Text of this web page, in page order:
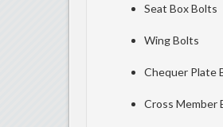
Seat Box Bolts
Wing Bolts
Chequer Plate
Cross Member